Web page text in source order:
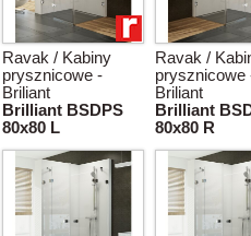
Ravak / Kabiny
prysznicowe -
Briliant
Brilliant BSDPS
80x80 L
Ravak /
prysznicowe
Briliant
Brilliant
80x80 R